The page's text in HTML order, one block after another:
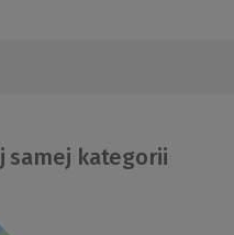
samej kategorii